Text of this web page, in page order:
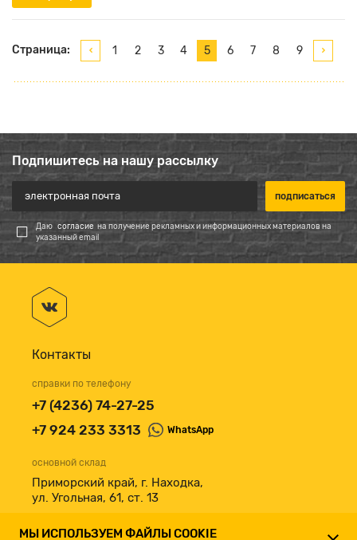
Страница: 1 2 3 4 5 6 7 8 9
Подпишитесь на нашу рассылку
Даю согласие на получение рекламных и информационных материалов на
указанный email
Контакты
справки по телефону
+7 (4236) 74-27-25
+7 924 233 3313
WhatsApp
основной склад
Приморский край, г. Находка,
ул. Угольная, 61, ст. 13
принимаем к оплате
МЫ ИСПОЛЬЗУЕМ ФАЙЛЫ COOKIE